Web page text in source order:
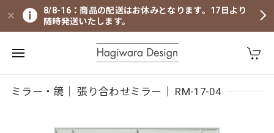
8/8-16：商品の配送はお休みとなります。17日より
随時発送いたします。
ミラー・鏡｜ 張り合わせミラー｜ RM-17-04